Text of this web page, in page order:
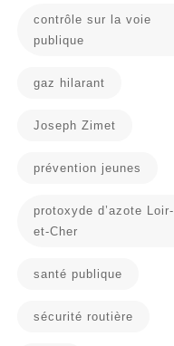
contrôle sur la voie
publique
gaz hilarant
Joseph Zimet
prévention jeunes
protoxyde d’azote Loir-
et-Cher
santé publique
sécurité routière